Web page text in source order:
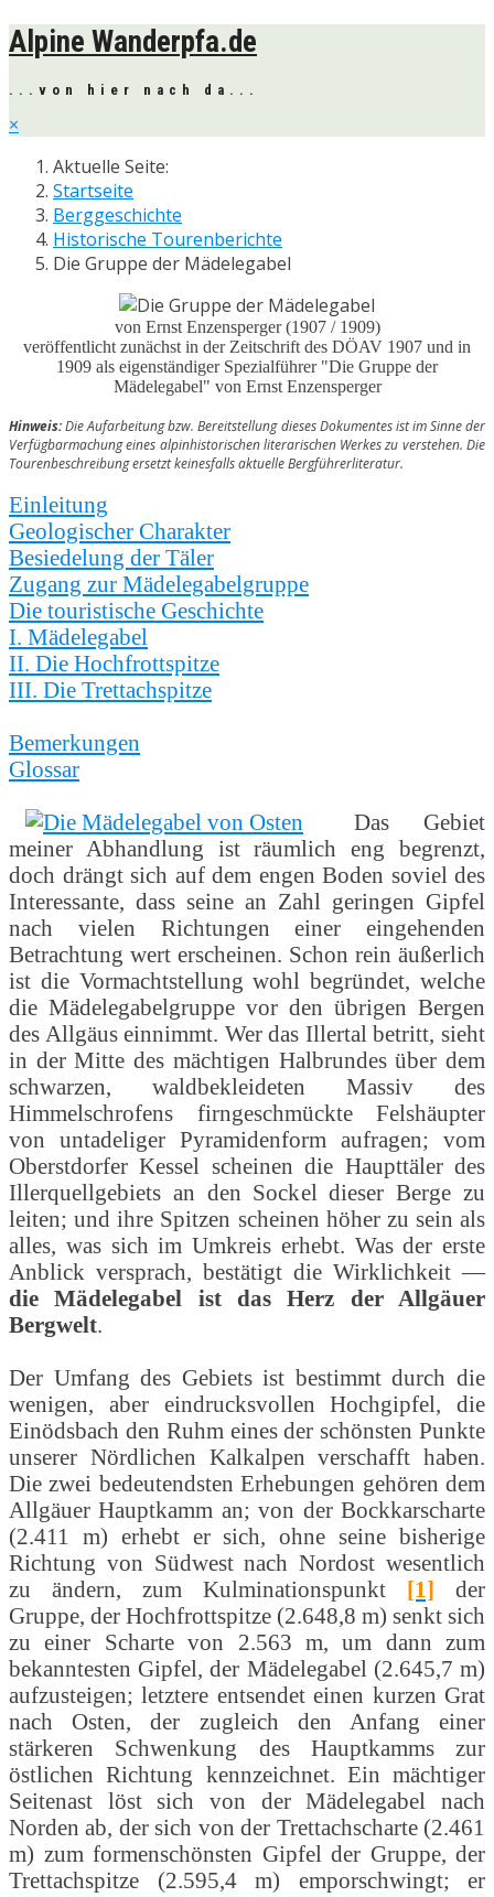
Alpine Wanderpfa.de
...von hier nach da...
×
Aktuelle Seite:
Startseite
Berggeschichte
Historische Tourenberichte
Die Gruppe der Mädelegabel
von Ernst Enzensperger (1907 / 1909)
veröffentlicht zunächst in der Zeitschrift des DÖAV 1907 und in
1909 als eigenständiger Spezialführer "Die Gruppe der
Mädelegabel" von Ernst Enzensperger
Hinweis:Die Aufarbeitung bzw. Bereitstellung dieses Dokumentes ist im Sinne der
Verfügbarmachung eines alpinhistorischen literarischen Werkes zu verstehen. Die
Tourenbeschreibung ersetzt keinesfalls aktuelle Bergführerliteratur.
Einleitung
Geologischer Charakter
Besiedelung der Täler
Zugang zur Mädelegabelgruppe
Die touristische Geschichte
I. Mädelegabel
II. Die Hochfrottspitze
III. Die Trettachspitze
Bemerkungen
Glossar
Das Gebiet
meiner Abhandlung ist räumlich eng begrenzt,
doch drängt sich auf dem engen Boden soviel des
Interessante, dass seine an Zahl geringen Gipfel
nach vielen Richtungen einer eingehenden
Betrachtung wert erscheinen. Schon rein äußerlich
ist die Vormachtstellung wohl begründet, welche
die Mädelegabelgruppe vor den übrigen Bergen
des Allgäus einnimmt. Wer das Illertal betritt, sieht
in der Mitte des mächtigen Halbrundes über dem
schwarzen, waldbekleideten Massiv des
Himmelschrofens firngeschmückte Felshäupter
von untadeliger Pyramidenform aufragen; vom
Oberstdorfer Kessel scheinen die Haupttäler des
Illerquellgebiets an den Sockel dieser Berge zu
leiten; und ihre Spitzen scheinen höher zu sein als
alles, was sich im Umkreis erhebt. Was der erste
Anblick versprach, bestätigt die Wirklichkeit —
die Mädelegabel ist das Herz der Allgäuer
Bergwelt.
Der Umfang des Gebiets ist bestimmt durch die
wenigen, aber eindrucksvollen Hochgipfel, die
Einödsbach den Ruhm eines der schönsten Punkte
unserer Nördlichen Kalkalpen verschafft haben.
Die zwei bedeutendsten Erhebungen gehören dem
Allgäuer Hauptkamm an; von der Bockkarscharte
(2.411 m) erhebt er sich, ohne seine bisherige
Richtung von Südwest nach Nordost wesentlich
zu ändern, zum Kulminationspunkt [1] der
Gruppe, der Hochfrottspitze (2.648,8 m) senkt sich
zu einer Scharte von 2.563 m, um dann zum
bekanntesten Gipfel, der Mädelegabel (2.645,7 m)
aufzusteigen; letztere entsendet einen kurzen Grat
nach Osten, der zugleich den Anfang einer
stärkeren Schwenkung des Hauptkamms zur
östlichen Richtung kennzeichnet. Ein mächtiger
Seitenast löst sich von der Mädelegabel nach
Norden ab, der sich von der Trettachscharte (2.461
m) zum formenschönsten Gipfel der Gruppe, der
Trettachspitze (2.595,4 m) emporschwingt; er